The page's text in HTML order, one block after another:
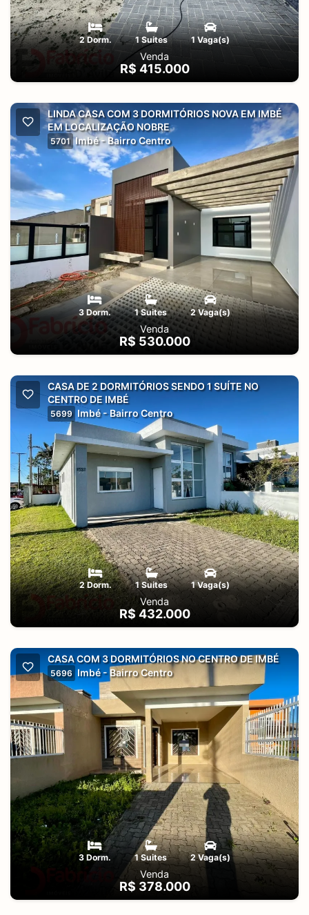
2 Dorm. 1 Suites 1 Vaga(s)
Venda
R$ 415.000
LINDA CASA COM 3 DORMITÓRIOS NOVA EM IMBÉ
EM LOCALIZAÇÃO NOBRE
5701 Imbé - Bairro Centro
3 Dorm. 1 Suites 2 Vaga(s)
Venda
R$ 530.000
CASA DE 2 DORMITÓRIOS SENDO 1 SUÍTE NO
CENTRO DE IMBÉ
5699 Imbé - Bairro Centro
2 Dorm. 1 Suites 1 Vaga(s)
Venda
R$ 432.000
CASA COM 3 DORMITÓRIOS NO CENTRO DE IMBÉ
5696 Imbé - Bairro Centro
3 Dorm. 1 Suites 2 Vaga(s)
Venda
R$ 378.000